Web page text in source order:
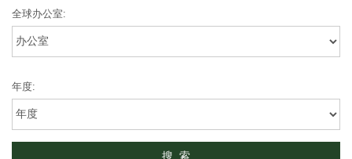
全球办公室:
年度: